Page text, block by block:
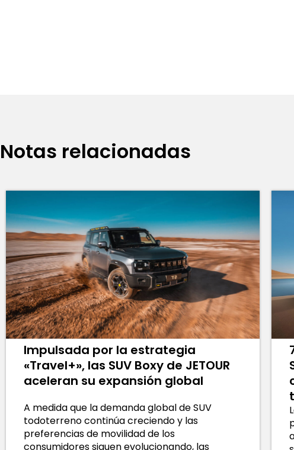
Notas relacionadas
Impulsada por la estrategia
«Travel+», las SUV Boxy de JETOUR
aceleran su expansión global
A medida que la demanda global de SUV
todoterreno continúa creciendo y las
preferencias de movilidad de los
consumidores siguen evolucionando, las